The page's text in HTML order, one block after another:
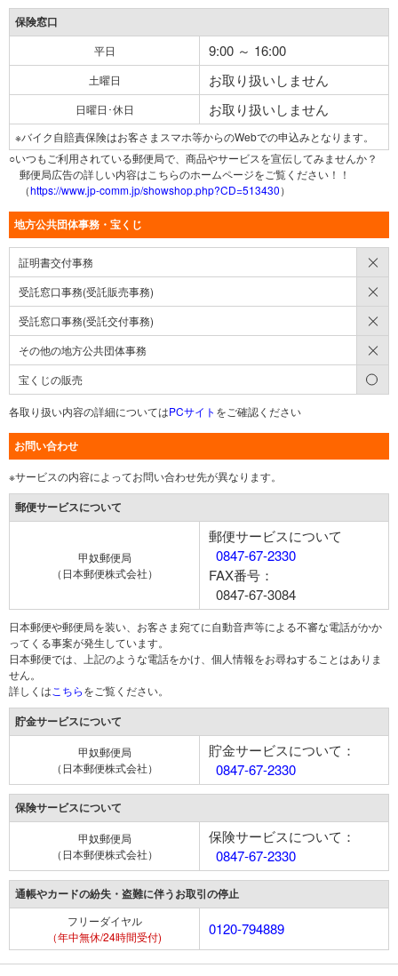
保険窓口
平日 9:00 ～ 16:00
土曜日 お取り扱いしません
日曜日･休日 お取り扱いしません
※バイク自賠責保険はお客さまスマホ等からのWebでの申込みとなります。
○いつもご利用されている郵便局で、商品やサービスを宣伝してみませんか？
郵便局広告の詳しい内容はこちらのホームページをご覧ください！！
（https://www.jp-comm.jp/showshop.php?CD=513430）
地方公共団体事務・宝くじ
証明書交付事務
受託窓口事務(受託販売事務)
受託窓口事務(受託交付事務)
その他の地方公共団体事務
宝くじの販売
各取り扱い内容の詳細についてはPCサイト をご確認ください
お問い合わせ
※サービスの内容によってお問い合わせ先が異なります。
郵便サービスについて
甲奴郵便局
（日本郵便株式会社）
郵便サービスについて
0847-67-2330
FAX番号：
0847-67-3084
日本郵便や郵便局を装い、お客さま宛てに自動音声等による不審な電話がかか
ってくる事案が発生しています。
日本郵便では、上記のような電話をかけ、個人情報をお尋ねすることはありま
せん。
詳しくは こちらをご覧ください。
貯金サービスについて
甲奴郵便局
（日本郵便株式会社）
貯金サービスについて：
0847-67-2330
保険サービスについて
甲奴郵便局
（日本郵便株式会社）
保険サービスについて：
0847-67-2330
通帳やカードの紛失・盗難に伴うお取引の停止
フリーダイヤル
（年中無休/24時間受付)
0120-794889